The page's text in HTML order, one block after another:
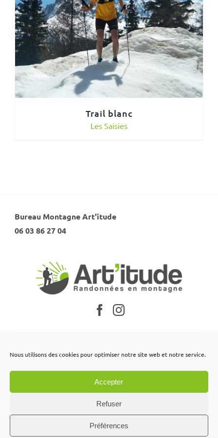
Nous utilisons des cookies pour optimiser notre site web et notre service.
Accepter
Refuser
Préférences
Trail blanc
Les Saisies
Bureau Montagne Art'itude
06 03 86 27 04
Nos partenaires
Conditions générales de vente